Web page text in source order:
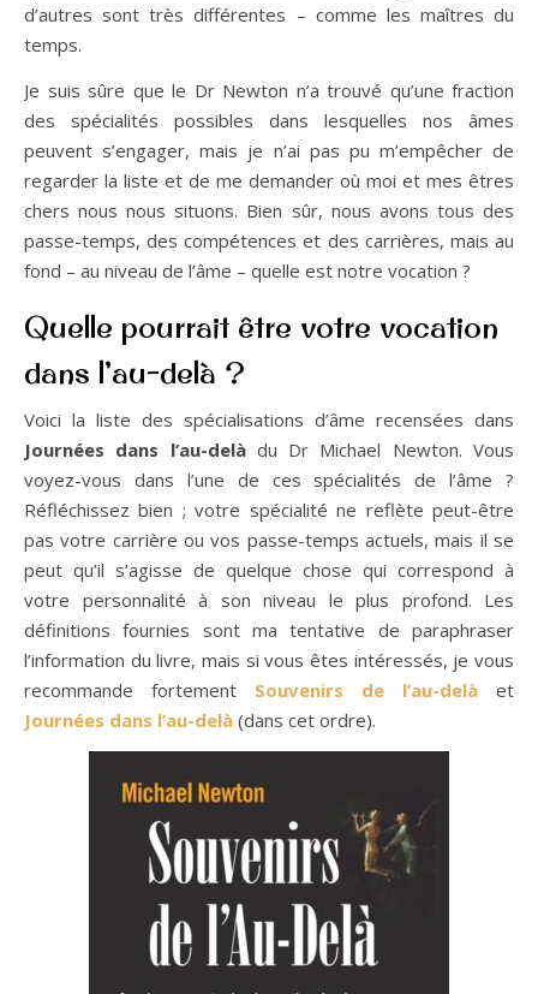
d’autres sont très différentes – comme les maîtres du
temps.
Je suis sûre que le Dr Newton n’a trouvé qu’une fraction
des spécialités possibles dans lesquelles nos âmes
peuvent s’engager, mais je n’ai pas pu m’empêcher de
regarder la liste et de me demander où moi et mes êtres
chers nous nous situons. Bien sûr, nous avons tous des
passe-temps, des compétences et des carrières, mais au
fond – au niveau de l’âme – quelle est notre vocation ?
Quelle pourrait être votre vocation
dans l’au-delà ?
Voici la liste des spécialisations d’âme recensées dans
Journées dans l’au-delàdu Dr Michael Newton. Vous
voyez-vous dans l’une de ces spécialités de l’âme ?
Réfléchissez bien ; votre spécialité ne reflète peut-être
pas votre carrière ou vos passe-temps actuels, mais il se
peut qu’il s’agisse de quelque chose qui correspond à
votre personnalité à son niveau le plus profond. Les
définitions fournies sont ma tentative de paraphraser
l’information du livre, mais si vous êtes intéressés, je vous
recommande fortement Souvenirs de l’au-delà et
Journées dans l’au-delà (dans cet ordre).